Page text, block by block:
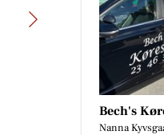
Bech's
Nanna